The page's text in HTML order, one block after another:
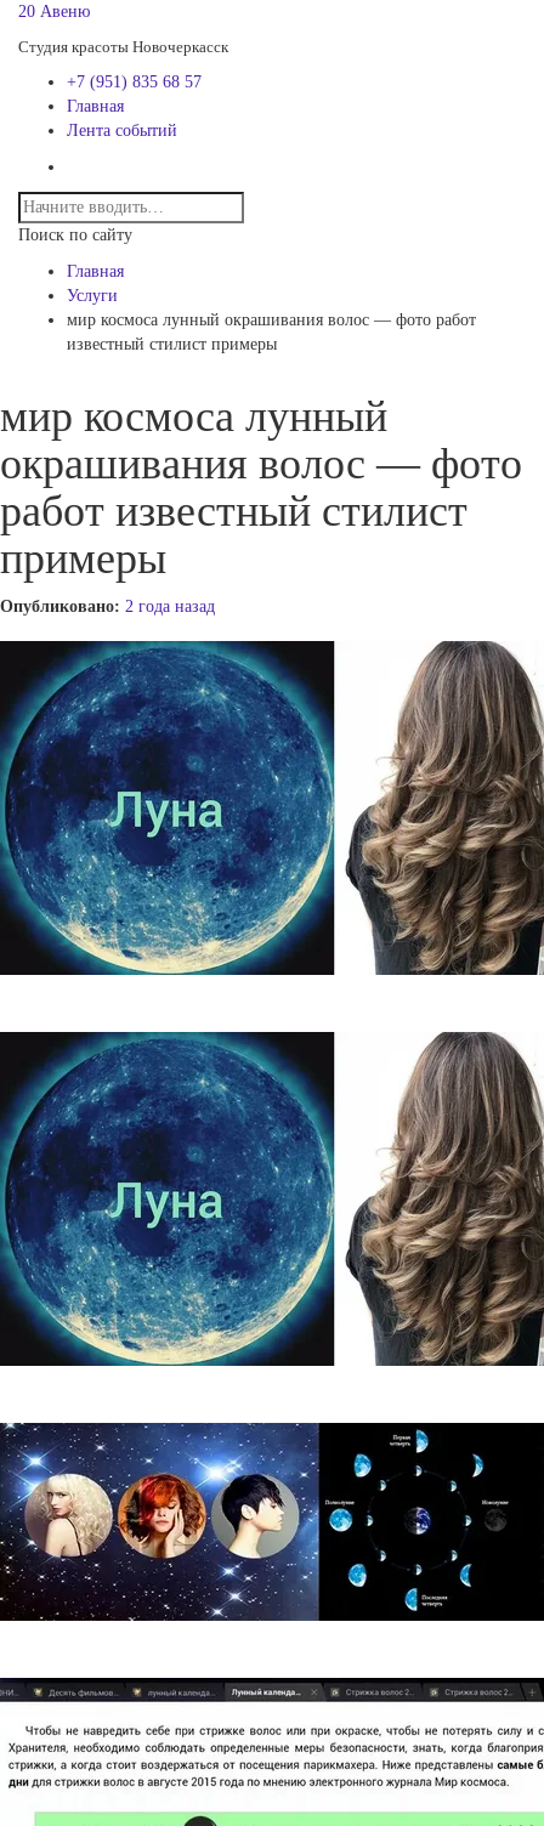
20 Авеню
Студия красоты Новочеркасск
+7 (951) 835 68 57
Главная
Лента событий
Поиск по сайту
Главная
Услуги
мир космоса лунный окрашивания волос — фото работ
известный стилист примеры
мир космоса лунный
окрашивания волос — фото
работ известный стилист
примеры
Опубликовано: 2 года назад